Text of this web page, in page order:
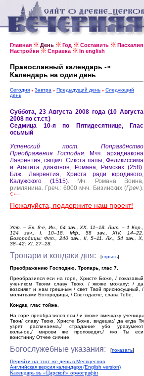
Главная День Год Составить Пасхалия
Настройки
Справка In english
Православный календарь -»
Календарь на один день
Сегодня Завтра Предыдущий день
Следующий
день
Суббота, 23 Августа 2008 года (10 Августа
2008 по ст.ст.)
Седмица 10-я по Пятидесятнице, Глас
осьмый
Успенский пост.
Попразднство
Преображения Господня.
Мчч. архидиакона
Лаврентия, свщмч. Сикста папы, Феликиссима
и Агапита диаконов, Романа, Римских (258).
Блж. Лаврентия, Христа ради юродивого,
Калужского (1515).
Мч. Романа Воина,
римлянина. Греч.: 6000 мчч. Бизинских (Греч.).
Пожалуйста, поддержите наш проект!
Утр. – Ев. 8-е, Ин., 64 зач., XX, 11–18. Лит. – 1 Кор.,
124 зач., I, 10–18. Мф., 58 зач., XIV, 14–22.
Богородицы: Флп., 240 зач., II, 5–11. Лк., 54 зач., X,
38–42; XI, 27–28.
Тропари и кондаки дня: [скрыть]
Преображению Господню. Тропарь, глас 7.
Преобразился еси на горе, Христе Боже, / показавый
учеником Твоим славу Твою, / якоже можаху: / да
возсияет и нам грешным / свет Твой присносущный, /
молитвами Богородицы, / Светодавче, слава Тебе.
Кондак, глас тойже.
На горе преобразился еси,/ и якоже вмещаху ученицы
Твои/ славу Твою, Христе Боже, видеша:/ да егда Тя
узрят распинаема,/ страдание убо уразумеют
вольное,/ мирови же проповедят,/ яко Ты еси
воистинну Отчее сияние.
Богослужебные указания: [показать]
Перейти на этот же день в Месяцеслов
Английская версия календаря (English version)
Календарь въ «Царской» орѳографiи